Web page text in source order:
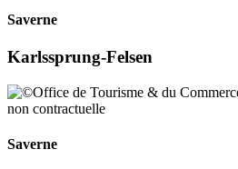
Saverne
Karlssprung-Felsen
Saverne